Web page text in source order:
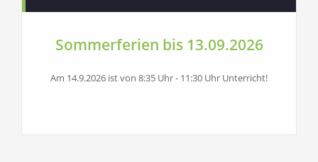
Sommerferien bis 13.09.2026
Am 14.9.2026 ist von 8:35 Uhr - 11:30 Uhr Unterricht!